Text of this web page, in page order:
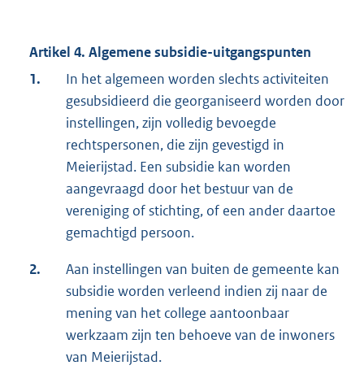
Artikel 4. Algemene subsidie-uitgangspunten
1.
In het algemeen worden slechts activiteiten
gesubsidieerd die georganiseerd worden door
instellingen, zijn volledig bevoegde
rechtspersonen, die zijn gevestigd in
Meierijstad. Een subsidie kan worden
aangevraagd door het bestuur van de
vereniging of stichting, of een ander daartoe
gemachtigd persoon.
2.
Aan instellingen van buiten de gemeente kan
subsidie worden verleend indien zij naar de
mening van het college aantoonbaar
werkzaam zijn ten behoeve van de inwoners
van Meierijstad.